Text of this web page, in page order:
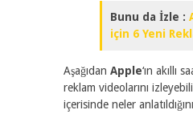
Bunu da İzle :
için 6 Yeni
Aşağıdan Apple‘ın akıllı
reklam videolarını
içerisinde neler